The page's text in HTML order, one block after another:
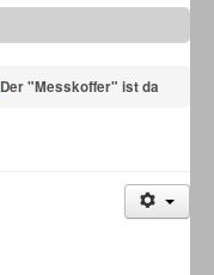
Der "Messkoffer" ist da